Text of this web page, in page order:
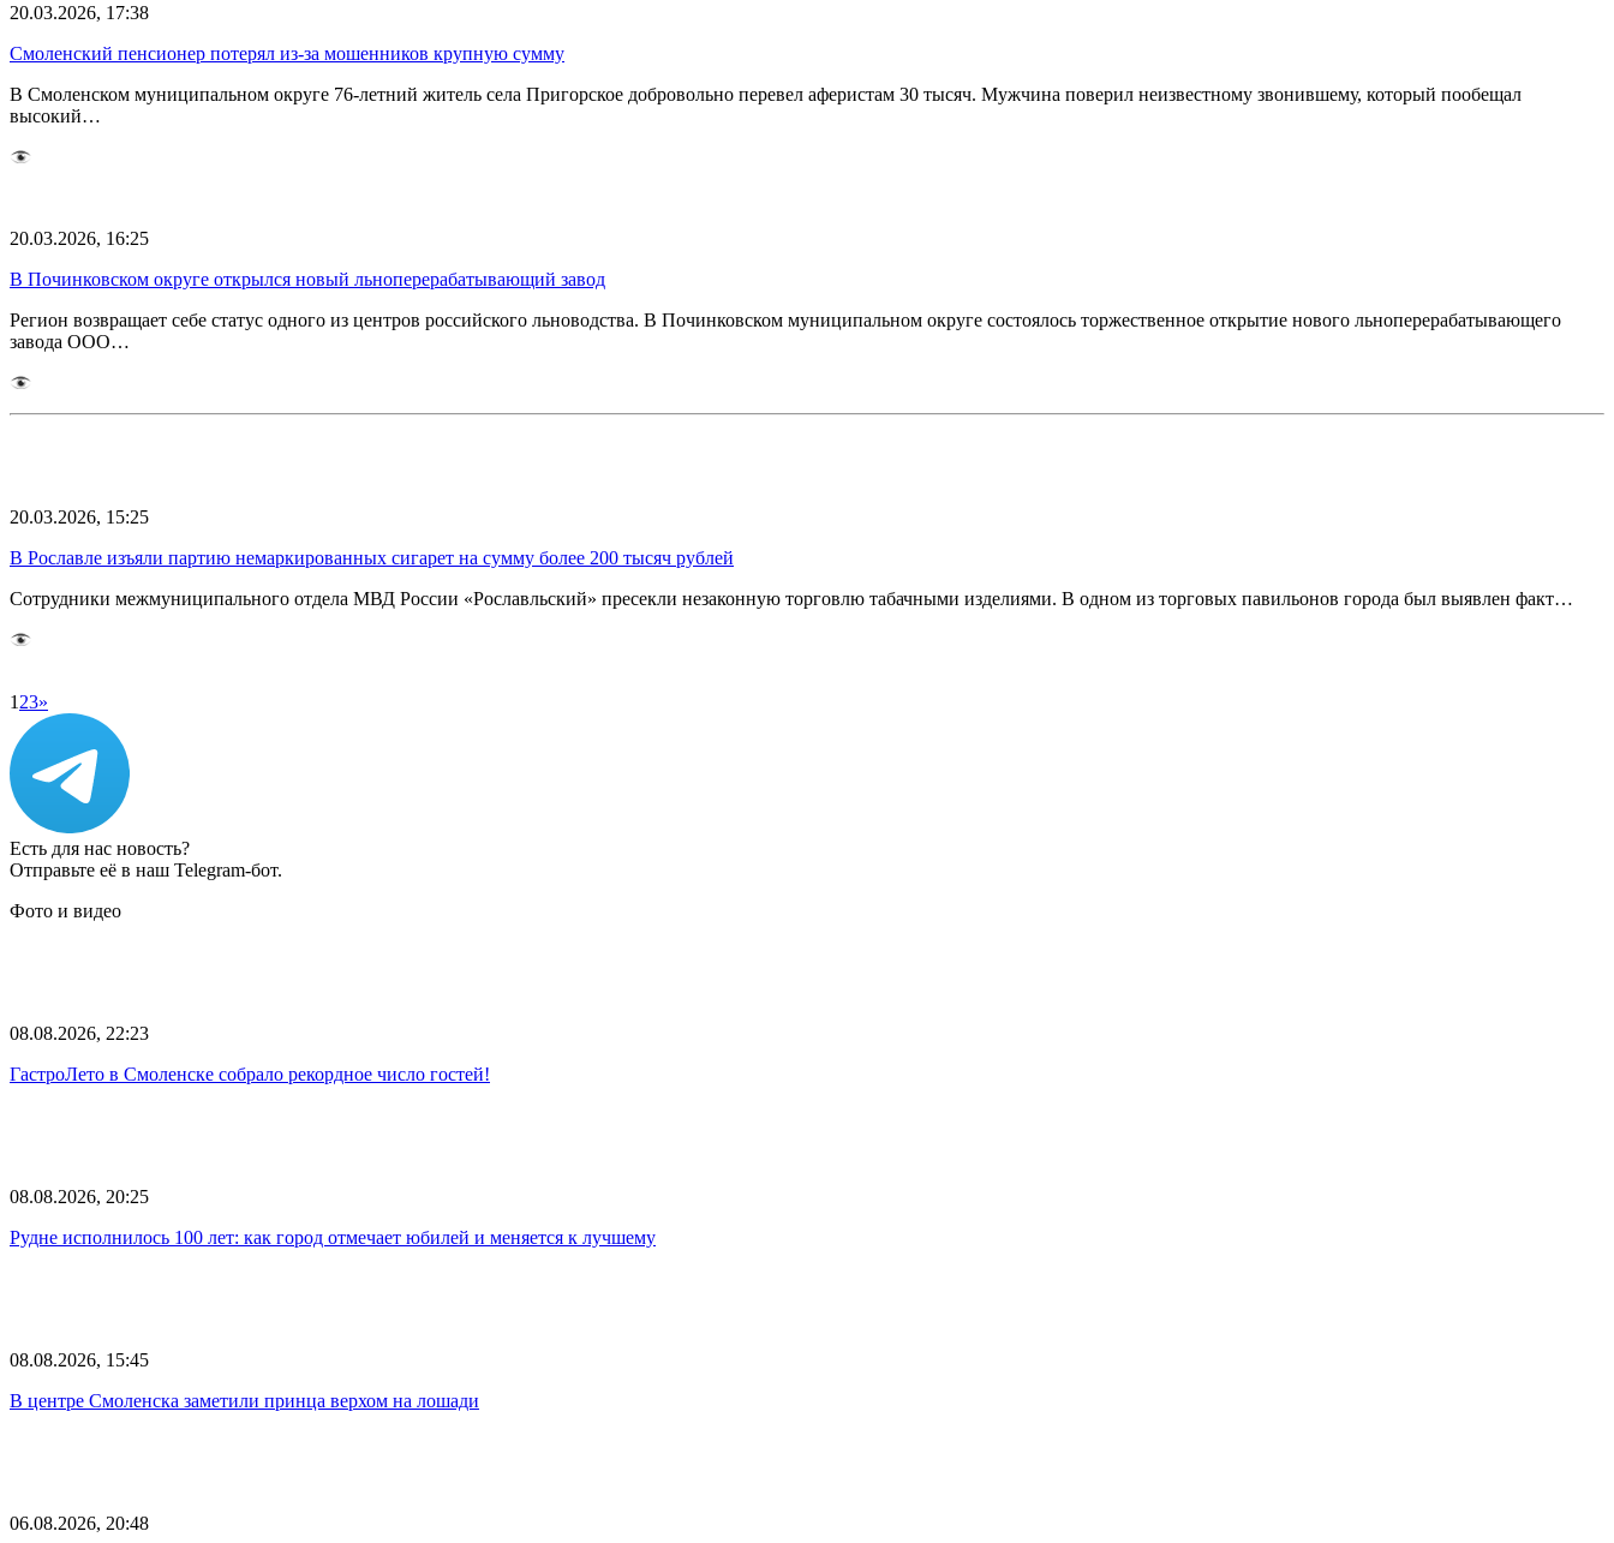
20.03.2026, 17:38
Смоленский пенсионер потерял из-за мошенников крупную сумму
В Смоленском муниципальном округе 76-летний житель села Пригорское добровольно перевел аферистам 30 тысяч. Мужчина поверил неизвестному звонившему, который пообещал
высокий…
20.03.2026, 16:25
В Починковском округе открылся новый льноперерабатывающий завод
Регион возвращает себе статус одного из центров российского льноводства. В Починковском муниципальном округе состоялось торжественное открытие нового льноперерабатывающего
завода ООО…
20.03.2026, 15:25
В Рославле изъяли партию немаркированных сигарет на сумму более 200 тысяч рублей
Сотрудники межмуниципального отдела МВД России «Рославльский» пресекли незаконную торговлю табачными изделиями. В одном из торговых павильонов города был выявлен факт…
1 23»
Есть для нас новость?
Отправьте её в наш Telegram-бот.
Фото и видео
08.08.2026, 22:23
ГастроЛето в Смоленске собрало рекордное число гостей!
08.08.2026, 20:25
Рудне исполнилось 100 лет: как город отмечает юбилей и меняется к лучшему
08.08.2026, 15:45
В центре Смоленска заметили принца верхом на лошади
06.08.2026, 20:48